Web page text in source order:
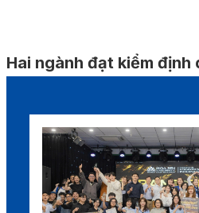
Hai ngành đạt kiểm định